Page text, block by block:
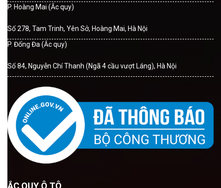
P. Hoàng Mai (Ắc quy)
Số 278, Tam Trinh, Yên Sở, Hoàng Mai, Hà Nội
P. Đống Đa (Ắc quy)
Số 84, Nguyễn Chí Thanh (Ngã 4 cầu vượt Láng), Hà Nội
ẮC QUY Ô TÔ